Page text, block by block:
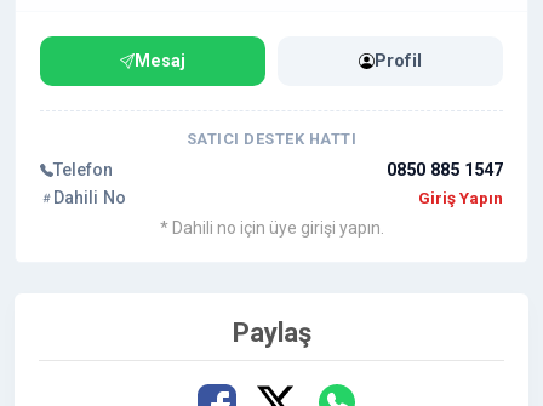
Mesaj Profil
SATICI DESTEK HATTI
Telefon
0850 885 1547
Dahili No
Giriş Yapın
* Dahili no için üye girişi yapın.
Paylaş